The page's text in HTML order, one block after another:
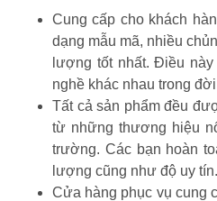
Cung cấp cho khách
dạng mẫu mã, nhiều
lượng tốt nhất. Điều
nghề khác nhau trong
Tất cả sản phẩm đều
từ những thương hiệu
trường. Các bạn hoàn
lượng cũng như độ uy tín.
Cửa hàng phục vụ cung